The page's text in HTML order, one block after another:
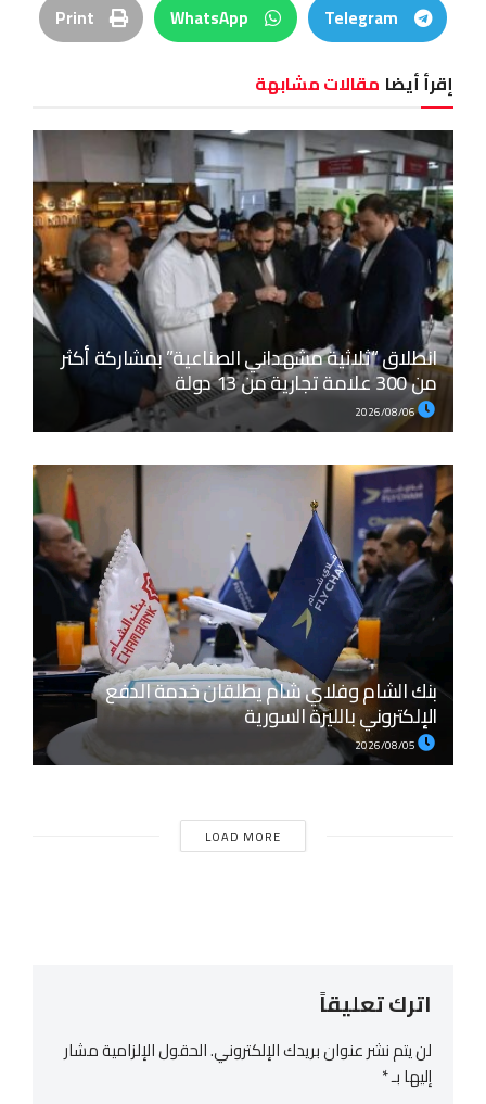
Telegram
WhatsApp
Print
إقرأ أيضا مقالات مشابهة
انطلاق “ثلاثية مشهداني الصناعية” بمشاركة أكثر
من 300 علامة تجارية من 13 دولة
2026/08/06
بنك الشام وفلاي شام يطلقان خدمة الدفع
الإلكتروني بالليرة السورية
LOAD MORE
اترك تعليقاً
لن يتم نشر عنوان بريدك الإلكتروني.الحقول الإلزامية مشار
إليها بـ*